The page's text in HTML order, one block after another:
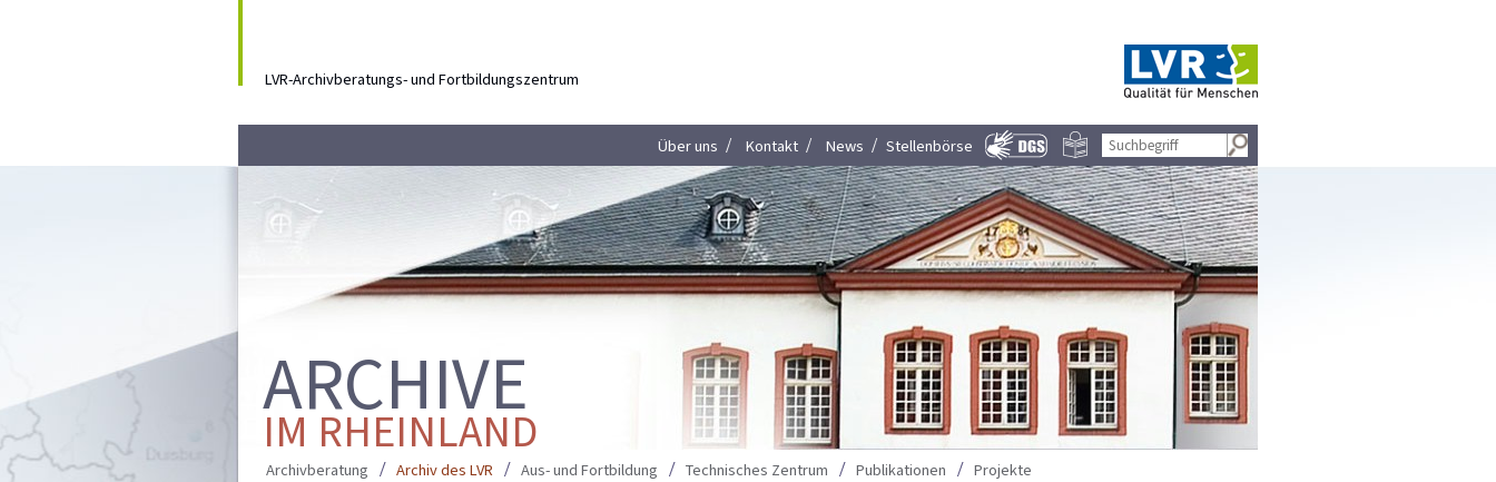
LVR-Archivberatungs- und Fortbildungszentrum
Über uns Kontakt News Stellenbörse
ARCHIVE
IM RHEINLAND
Archivberatung Archiv des LVR Aus- und Fortbildung Technisches Zentrum Publikationen Projekte